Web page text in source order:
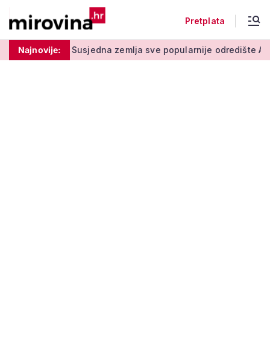
Pretplata
Najnovije:
stupu Susjedna zemlja sve popularnije odredište